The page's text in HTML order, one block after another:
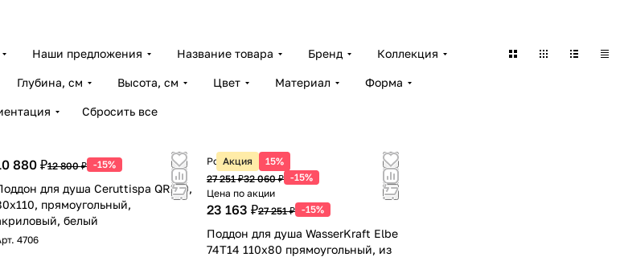
Наши предложения Название товара Бренд Коллекция
Глубина, см Высота, см Цвет Материал Форма
Сбросить все
880 ₽12 800 ₽ -15%
для душа Ceruttispa QR110,
прямоугольный,
белый
4706
Акция 15%
Розничная цена
27 251 ₽32 060 ₽ -15%
Цена по акции
23 163 ₽27 251 ₽ -15%
Поддон для душа WasserKraft Elbe
74T14 110х80 прямоугольный, из